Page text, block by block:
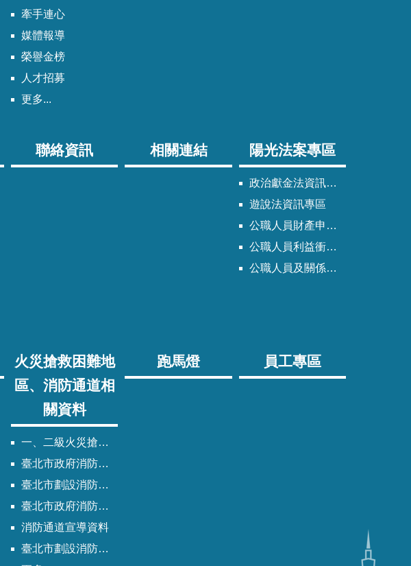
牽手連心
媒體報導
榮譽金榜
人才招募
更多...
聯絡資訊 相關連結 陽光法案專區
政治獻金法資訊專區
遊說法資訊專區
公職人員財產申報法資訊專區
公職人員利益衝突迴避法資訊專區
公職人員及關係人身分關係公開專區
火災搶救困難地
區、消防通道相
關資料
一、二級火災搶救困難地區
臺北市政府消防局劃設消防通道清冊
臺北市劃設消防通道Q&A
臺北市政府消防通道劃設及管理作業程序
消防通道宣導資料
臺北市劃設消防通道說帖
跑馬燈 員工專區